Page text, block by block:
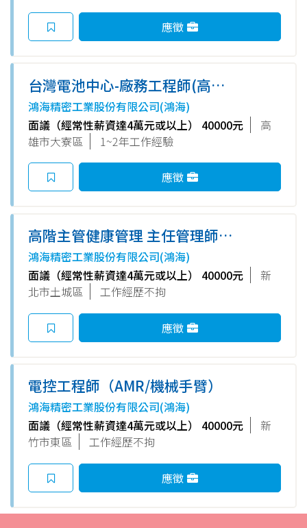
應徵
台灣電池中心-廠務工程師(高
雄)2026C003
鴻海精密工業股份有限公司(鴻海)
面議（經常性薪資達4萬元或以上） 40000元
高
雄市大寮區
1~2年工作經驗
應徵
高階主管健康管理 主任管理師/
資深管理師(具護理師證照)
鴻海精密工業股份有限公司(鴻海)
面議（經常性薪資達4萬元或以上） 40000元
新
北市土城區
工作經歷不拘
應徵
電控工程師（AMR/機械手臂）
鴻海精密工業股份有限公司(鴻海)
面議（經常性薪資達4萬元或以上） 40000元
新
竹市東區
工作經歷不拘
應徵